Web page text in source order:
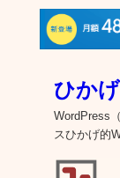
ひか
WordPress
スひかげ的